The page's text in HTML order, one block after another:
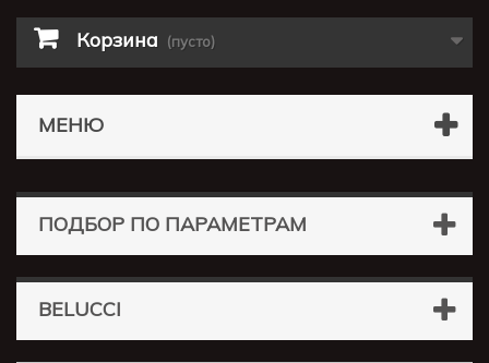
Корзина (пусто)
МЕНЮ
ПОДБОР ПО ПАРАМЕТРАМ
BELUCCI